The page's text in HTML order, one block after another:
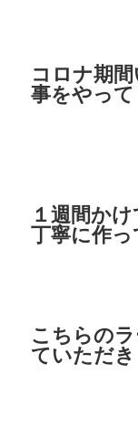
コロナ期
事をやっ
１週間か
丁寧に作
こちらの
ていただき